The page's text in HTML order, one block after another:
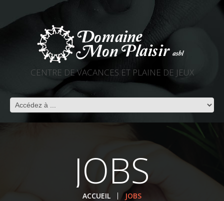
CENTRE DE VACANCES ET PLAINE DE JEUX
JOBS
ACCUEIL JOBS